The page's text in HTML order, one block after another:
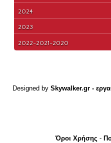
2024
2023
2022-2021-2020
Designed by Skywalker.gr -
Όροι Χρήσης -